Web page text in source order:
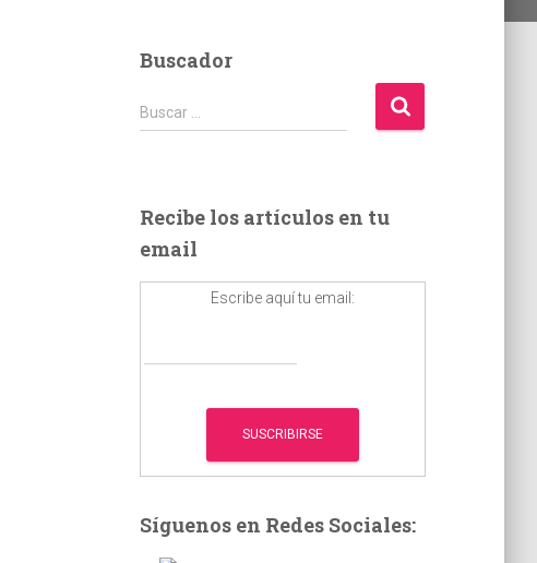
Buscador
B
u
r
:
Buscar …
Recibe los artículos en tu
email
Escribe aquí tu email:
Síguenos en Redes Sociales: